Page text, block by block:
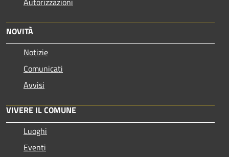
NOVITÀ
Notizie
Comunicati
Avvisi
VIVERE IL COMUNE
Luoghi
Eventi